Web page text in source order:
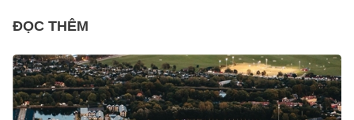
ĐỌC THÊM